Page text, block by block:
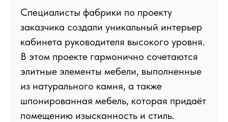
Специалисты фабрики по проекту
заказчика создали уникальный интерьер
кабинета руководителя высокого уровня.
В этом проекте гармонично сочетаются
элитные элементы мебели, выполненные
из натурального камня, а также
шпонированная мебель, которая придаёт
помещению изысканность и стиль.